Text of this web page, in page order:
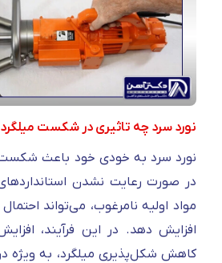
نورد سرد چه تاثیری در شکست میلگرد
نورد سرد به‌ خودی‌ خود باعث شکست
در صورت رعایت نشدن استانداردهای
مواد اولیه نامرغوب، می‌تواند
افزایش دهد. در این فرآیند،
کاهش شکل‌پذیری میلگرد، به‌ ویژه